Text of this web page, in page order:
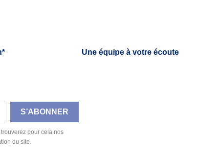
Une équipe à votre écoute
pour cela nos
du site.